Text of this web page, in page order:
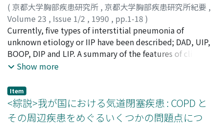
( 京都大学胸部疾患研究所 , 京都大学胸部疾患研究所紀要 ,
Volume 23 , Issue 1/2 , 1990 , pp.1-18 )
Kitaichi, Masanori
Currently, five types of interstitial pneumonia of
unknown etiology or IIP have been described; DAD, UIP,
BOOP, DIP and LIP. A summary of the features of clinical
course, prognosis and therapeutic effects to steroid
pneumonia of unknown etiology or IIP is given in Table
15. Among the previous mentioned [table] 52 open
lung biopsy cases of interstitial pneumonia of unknown
Show more
Item
<綜説>我が国における気道閉塞疾患 : COPD と
その周辺疾患をめぐるいくつかの問題点につ